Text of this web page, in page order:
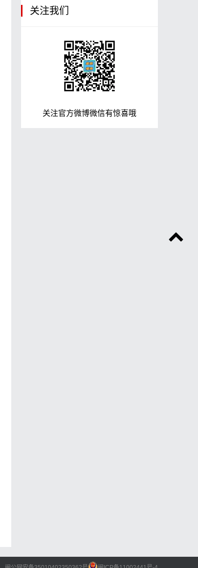
关注我们
关注官方微博微信有惊喜哦